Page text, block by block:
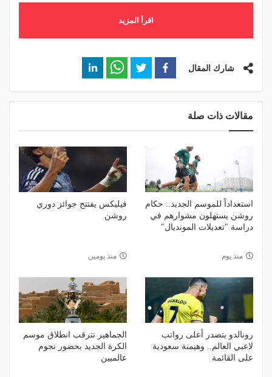
اقرأ المزيد
شارك المقال
مقالات ذات صلة
استعداداً للموسم الجديد.. حكام
روشن يستهلون مشوارهم في
دراسة "تعديلات المونديال"
منذ يوم
فيليكس يفتتح جوائز دوري
روشن
منذ يومين
رونالدو يتصدر أعلى رواتب
لاعبي العالم.. وهيمنة سعودية
على القائمة
الجماهير تترقب انطلاق موسم
الكرة الجديد بحضور نجوم
عالميين